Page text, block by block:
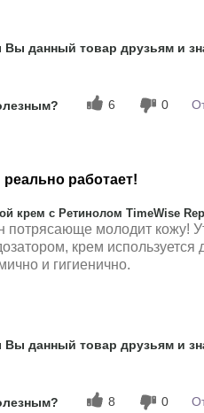
на
данный товар друзьям и
6 0
реально работает!
крем с Ретинолом TimeWise
потрясающе молодит кожу!
крем используется
и гигиенично.
ощущается на коже,
данный товар друзьям и
8 0